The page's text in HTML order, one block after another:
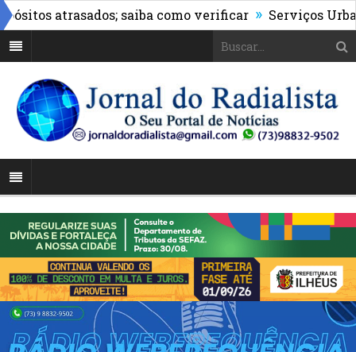
atrasados; saiba como verificar » Serviços Urbanos